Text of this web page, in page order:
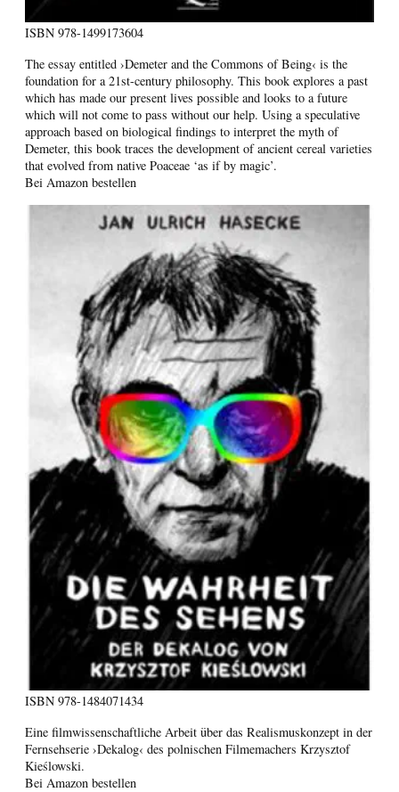
ISBN 978-1499173604
The essay entitled ›Demeter and the Commons of Being‹ is the
foundation for a 21st-century philosophy. This book explores a past
which has made our present lives possible and looks to a future
which will not come to pass without our help. Using a speculative
approach based on biological findings to interpret the myth of
Demeter, this book traces the development of ancient cereal varieties
that evolved from native Poaceae ‘as if by magic’.
Bei Amazon bestellen
ISBN 978-1484071434
Eine filmwissenschaftliche Arbeit über das Realismuskonzept in der
Fernsehserie ›Dekalog‹ des polnischen Filmemachers Krzysztof
Kieślowski.
Bei Amazon bestellen